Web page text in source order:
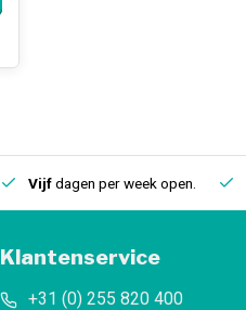
Vijfdagen per week open.
Klantenservice
+31 (0) 255 820 400